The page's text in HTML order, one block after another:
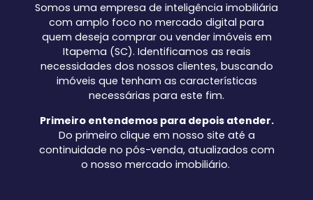
Somos uma empresa de inteligência imobiliária
com amplo foco no mercado digital para
quem deseja comprar ou vender imóveis em
Itapema (SC). Identificamos as reais
necessidades dos nossos clientes, buscando
imóveis que tenham as características
necessárias para este fim.
Primeiro entendemos para depois atender.
Do primeiro clique em nosso site até a
continuidade no pós-venda, atualizados com
o nosso mercado imobiliário.